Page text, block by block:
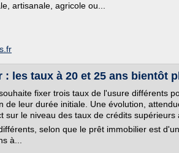
artisanale, agricole ou...
les taux à 20 et 25 ans bientôt
fixer trois taux de l'usure différents
de leur durée initiale. Une évolution,
sur le niveau des taux de crédits supérieurs
selon que le prêt immobilier est
à...